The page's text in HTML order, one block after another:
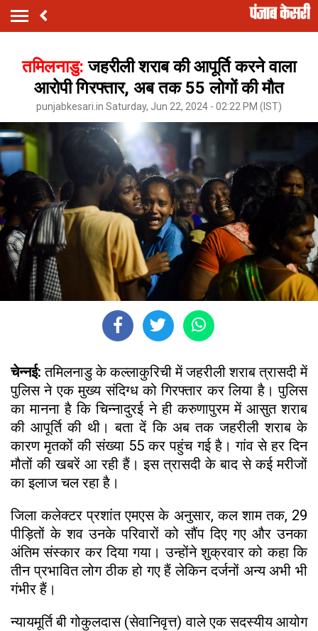
तमिलनाडु:जहरीली शराब की आपूर्ति करने वाला
आरोपी गिरफ्तार, अब तक 55 लोगों की मौत
punjabkesari.in Saturday, Jun 22, 2024 - 02:22 PM (IST)
चेन्नई: तमिलनाडु के कल्लाकुरिची में जहरीली शराब त्रासदी में
पुलिस ने एक मुख्य संदिग्ध को गिरफ्तार कर लिया है। पुलिस
का मानना ​​है कि चिन्नादुरई ने ही करुणापुरम में आसुत शराब
की आपूर्ति की थी। बता दें कि अब तक जहरीली शराब के
कारण मृतकों की संख्या 55 कर पहुंच गई है। गांव से हर दिन
मौतों की खबरें आ रही हैं। इस त्रासदी के बाद से कई मरीजों
का इलाज चल रहा है।
जिला कलेक्टर प्रशांत एमएस के अनुसार, कल शाम तक, 29
पीड़ितों के शव उनके परिवारों को सौंप दिए गए और उनका
अंतिम संस्कार कर दिया गया। उन्होंने शुक्रवार को कहा कि
तीन प्रभावित लोग ठीक हो गए हैं लेकिन दर्जनों अन्य अभी भी
गंभीर हैं।
न्यायमूर्ति बी गोकुलदास (सेवानिवृत्त) वाले एक सदस्यीय आयोग